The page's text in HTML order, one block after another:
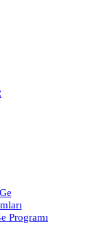
Programı